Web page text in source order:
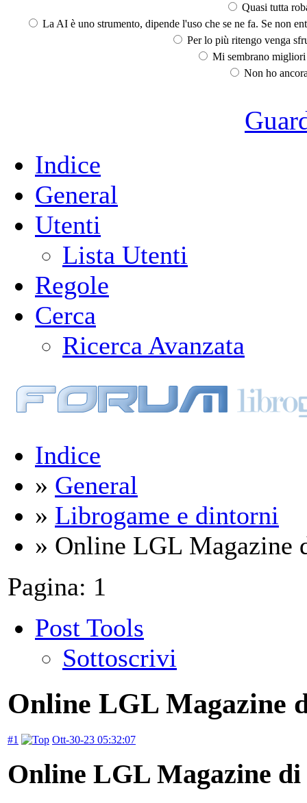
Quasi tutta
La AI è uno strumento, dipende l'uso che se ne fa. Se non
Per lo più ritengo venga
Mi sembrano
Non ho
Indice
General
Utenti
Lista Utenti
Regole
Cerca
Ricerca Avanzata
Indice
» General
» Librogame e dintorni
» Online LGL Magazine
Pagina: 1
Post Tools
Sottoscrivi
Online LGL Magazine
#1 Ott-30-23 05:32:07
Online LGL Magazine